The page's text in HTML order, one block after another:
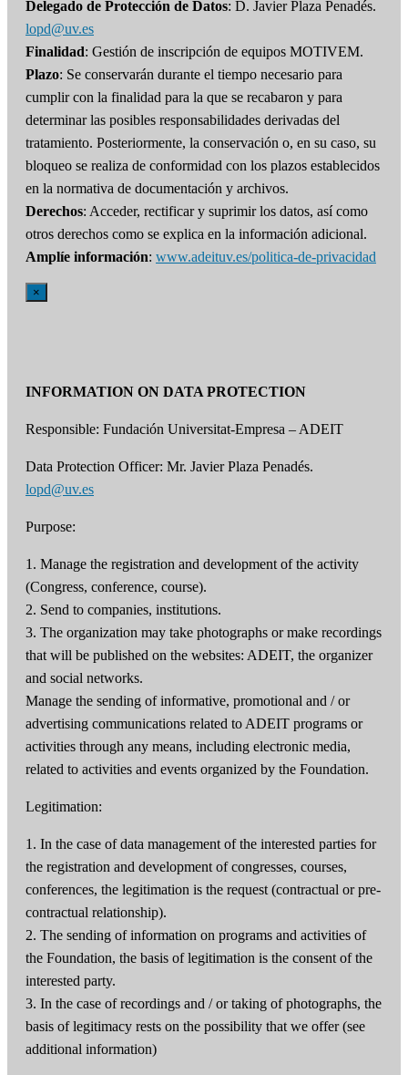
Delegado de Protección de Datos: D. Javier Plaza Penadés.
lopd@uv.es
Finalidad: Gestión de inscripción de equipos MOTIVEM.
Plazo: Se conservarán durante el tiempo necesario para
cumplir con la finalidad para la que se recabaron y para
determinar las posibles responsabilidades derivadas del
tratamiento. Posteriormente, la conservación o, en su caso, su
bloqueo se realiza de conformidad con los plazos establecidos
en la normativa de documentación y archivos.
Derechos: Acceder, rectificar y suprimir los datos, así como
otros derechos como se explica en la información adicional.
Amplíe información: www.adeituv.es/politica-de-privacidad
×
INFORMATION ON DATA PROTECTION
Responsible: Fundación Universitat-Empresa – ADEIT
Data Protection Officer: Mr. Javier Plaza Penadés.
lopd@uv.es
Purpose:
1. Manage the registration and development of the activity
(Congress, conference, course).
2. Send to companies, institutions.
3. The organization may take photographs or make recordings
that will be published on the websites: ADEIT, the organizer
and social networks.
Manage the sending of informative, promotional and / or
advertising communications related to ADEIT programs or
activities through any means, including electronic media,
related to activities and events organized by the Foundation.
Legitimation:
1. In the case of data management of the interested parties for
the registration and development of congresses, courses,
conferences, the legitimation is the request (contractual or pre-
contractual relationship).
2. The sending of information on programs and activities of
the Foundation, the basis of legitimation is the consent of the
interested party.
3. In the case of recordings and / or taking of photographs, the
basis of legitimacy rests on the possibility that we offer (see
additional information)